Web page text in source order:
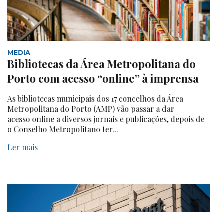
MEDIA
Bibliotecas da Área Metropolitana do
Porto com acesso “online” à imprensa
As bibliotecas municipais dos 17 concelhos da Área
Metropolitana do Porto (AMP) vão passar a dar
acesso online a diversos jornais e publicações, depois de
o Conselho Metropolitano ter...
Ler mais